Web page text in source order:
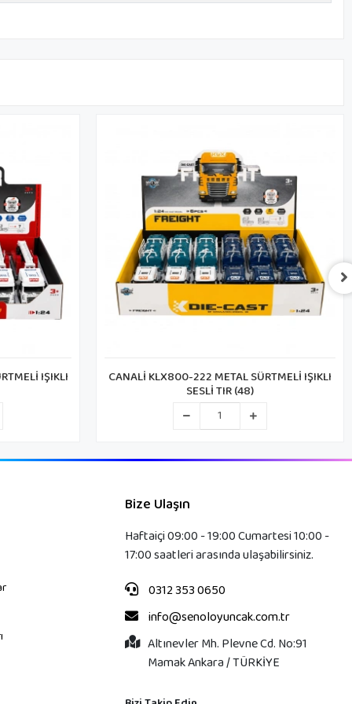
IŞIKLI CANALİ KLX800-218 METAL SÜRTMELİ IŞIKLI
SESLİ TIR (48)
Bize Ulaşın
Haftaiçi 09:00 - 19:00 Cumartesi 10:00 -
17:00 saatleri arasında ulaşabilirsiniz.
0312 353 0650
info@senoloyuncak.com.tr
Altınevler Mh. Plevne Cd. No:91
Mamak Ankara / TÜRKİYE